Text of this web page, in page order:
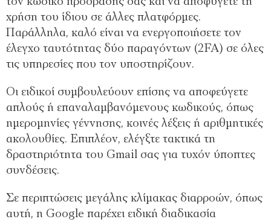
χρήση του ίδιου σε άλλες πλατφόρμες.
Παράλληλα, καλό είναι να ενεργοποιήσετε τον
έλεγχο ταυτότητας δύο παραγόντων (2FA) σε όλες
τις υπηρεσίες που τον υποστηρίζουν.
Οι ειδικοί συμβουλεύουν επίσης να αποφεύγετε
απλούς ή επαναλαμβανόμενους κωδικούς, όπως
ημερομηνίες γέννησης, κοινές λέξεις ή αριθμητικές
ακολουθίες. Επιπλέον, ελέγξτε τακτικά τη
δραστηριότητα του Gmail σας για τυχόν ύποπτες
συνδέσεις.
Σε περιπτώσεις μεγάλης κλίμακας διαρροών, όπως
αυτή, η Google παρέχει ειδική διαδικασία